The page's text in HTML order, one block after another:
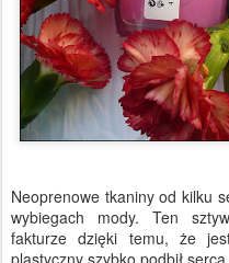
Neoprenowe tkaniny od kilku
wybiegach mody. Ten
fakturze dzięki temu, że
plastyczny szybko podbił